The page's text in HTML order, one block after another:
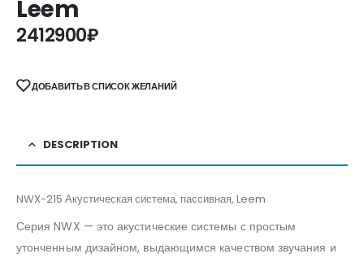
Leem
2412900₽
ДОБАВИТЬ В СПИСОК ЖЕЛАНИЙ
DESCRIPTION
NWX-215 Акустическая система, пассивная, Leem
Серия NWX — это акустические системы с простым
утонченным дизайном, выдающимся качеством звучания и